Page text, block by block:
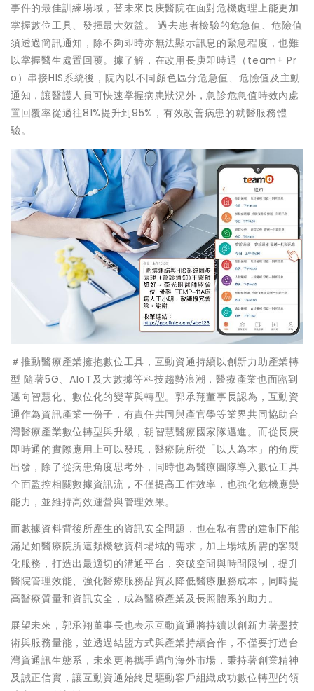
事件的最佳訓練場域，替未來長庚醫院在面對危機處理上能更加
掌握數位工具、發揮最大效益。 過去患者檢驗的危急值、危險值
須透過簡訊通知，除不夠即時亦無法顯示訊息的緊急程度，也難
以掌握醫生處置回覆。據了解，在改用長庚即時通（team+ Pr
o）串接HIS系統後，院內以不同顏色區分危急值、危險值及主動
通知，讓醫護人員可快速掌握病患狀況外，急診危急值時效內處
置回覆率從過往81%提升到95%，有效改善病患的就醫服務體
驗。
＃推動醫療產業擁抱數位工具，互動資通持續以創新力助產業轉
型 隨著5G、AIoT及大數據等科技趨勢浪潮，醫療產業也面臨到
邁向智慧化、數位化的變革與轉型。郭承翔董事長認為，互動資
通作為資訊產業一份子，有責任共同與產官學等業界共同協助台
灣醫療產業數位轉型與升級，朝智慧醫療國家隊邁進。而從長庚
即時通的實際應用上可以發現，醫療院所從「以人為本」的角度
出發，除了從病患角度思考外，同時也為醫療團隊導入數位工具
全面監控相關數據資訊流，不僅提高工作效率，也強化危機應變
能力，並維持高效運營與管理效果。
而數據資料背後所產生的資訊安全問題，也在私有雲的建制下能
滿足如醫療院所這類機敏資料場域的需求，加上場域所需的客製
化服務，打造出最適切的溝通平台，突破空間與時間限制，提升
醫院管理效能、強化醫療服務品質及降低醫療服務成本，同時提
高醫療質量和資訊安全，成為醫療產業及長照體系的助力。
展望未來，郭承翔董事長也表示互動資通將持續以創新力著墨技
術與服務量能，並透過結盟方式與產業持續合作，不僅要打造台
灣資通訊生態系，未來更將攜手邁向海外市場，秉持著創業精神
及誠正信實，讓互動資通始終是驅動客戶組織成功數位轉型的領